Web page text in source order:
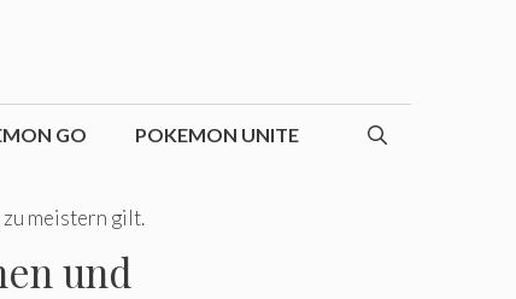
GO POKEMON UNITE
meistern gilt.
und